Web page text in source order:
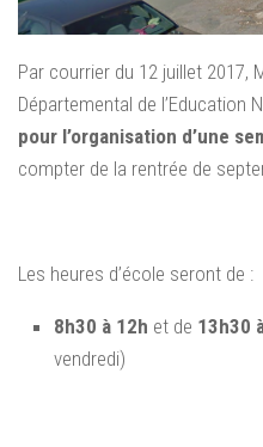
Par courrier du 12 juillet 2017,
Départemental de l’Education
pour l’organisation d’une
compter de la rentrée de
Les heures d’école seront de :
8h30 à 12h et de 13h30
vendredi)